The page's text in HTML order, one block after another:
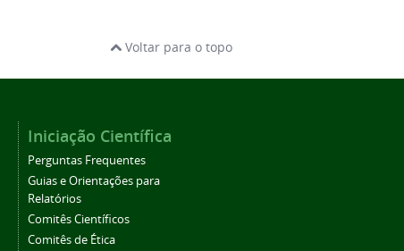
Voltar para o topo
Iniciação Científica
Perguntas Frequentes
Guias e Orientações para
Relatórios
Comitês Científicos
Comitês de Ética